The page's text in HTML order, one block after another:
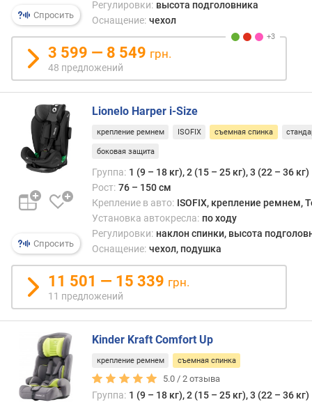
Спросить
Регулировки: высота подголовника
Оснащение: чехол
3 599 — 8 549 грн.
48 предложений
Спросить
Lionelo Harper i-Size
крепление ремнем ISOFIX съемная спинка
боковая защита
Группа: 1 (9 – 18 кг), 2 (15 – 25 кг), 3 (22 – 36 кг)
Рост: 76 – 150 см
Крепление в авто: ISOFIX, крепление ремнем,
Установка автокресла: по ходу
Регулировки: наклон спинки, высота
Оснащение: чехол, подушка
11 501 — 15 339 грн.
11 предложений
Kinder Kraft Comfort Up
крепление ремнем съемная спинка
5.0 /2 отзыва
Группа: 1 (9 – 18 кг), 2 (15 – 25 кг), 3 (22 – 36 кг)